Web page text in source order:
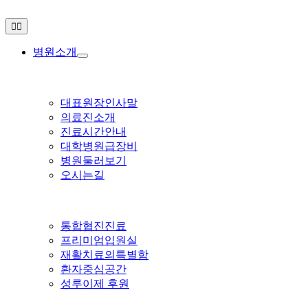
to
content
Toggle
Navigation
병원소개
대표원장인사말
의료진소개
진료시간안내
대학병원급장비
병원둘러보기
오시는길
통합협진진료
프리미엄입원실
재활치료의특별함
환자중심공간
성루이제 후원